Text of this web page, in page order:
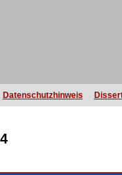
Datenschutzhinweis